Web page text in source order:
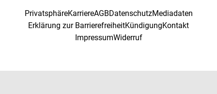
PrivatsphäreKarriereAGBDatenschutzMediadaten
Erklärung zur BarrierefreiheitKündigungKontakt
ImpressumWiderruf